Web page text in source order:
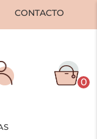
CONTACTO
0